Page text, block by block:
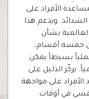
الأفراد على
ويدعم هذا
بشأن
خمسة أقسام،
بسيطاً يمكن
يركّز الدليل على
على مواجهة
في أوقات